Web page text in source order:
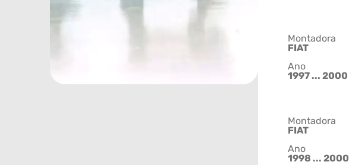
Montadora
FIAT
Ano
1997 ... 2000
Montadora
FIAT
Ano
1998 ... 2000